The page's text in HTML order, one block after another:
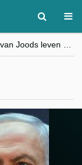
“Besnijdenisdebat toont hoe moeilijk seculiere Westen minderheden begrijpt”, Jinnih Beels (Vooruit)